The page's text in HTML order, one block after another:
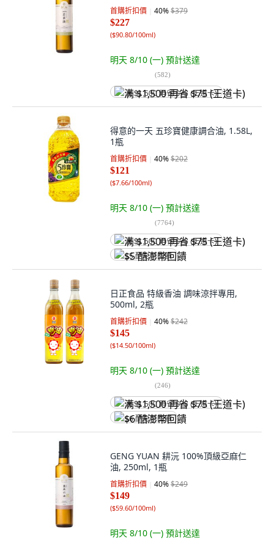
首購折扣價 40%$379
$227
($90.80/100ml)
明天 8/10 (一) 預計送達
(582)
满 $1,500 再省 $75 (王道卡)
得意的一天 五珍寶健康調合油, 1.58L,
1瓶
首購折扣價 40%$202
$121
($7.66/100ml)
明天 8/10 (一) 預計送達
(7764)
满 $1,500 再省 $75 (王道卡)
$5 酷澎幣回饋
日正食品 特級香油 調味涼拌專用,
500ml, 2瓶
首購折扣價 40%$242
$145
($14.50/100ml)
明天 8/10 (一) 預計送達
(246)
满 $1,500 再省 $75 (王道卡)
$6 酷澎幣回饋
GENG YUAN 耕沅 100%頂級亞麻仁
油, 250ml, 1瓶
首購折扣價 40%$249
$149
($59.60/100ml)
明天 8/10 (一) 預計送達